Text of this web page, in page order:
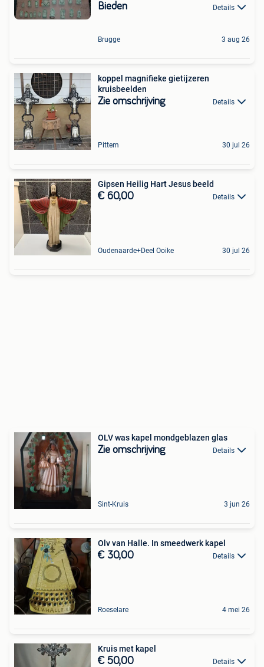
Bieden Details
Brugge 3 aug 26
koppel magnifieke gietijzeren
kruisbeelden
Zie omschrijving Details
Pittem 30 jul 26
Gipsen Heilig Hart Jesus beeld
€ 60,00 Details
Oudenaarde+Deel Ooike 30 jul 26
OLV was kapel mondgeblazen glas
Zie omschrijving Details
Sint-Kruis 3 jun 26
Olv van Halle. In smeedwerk kapel
€ 30,00 Details
Roeselare 4 mei 26
Kruis met kapel
€ 50,00 Details